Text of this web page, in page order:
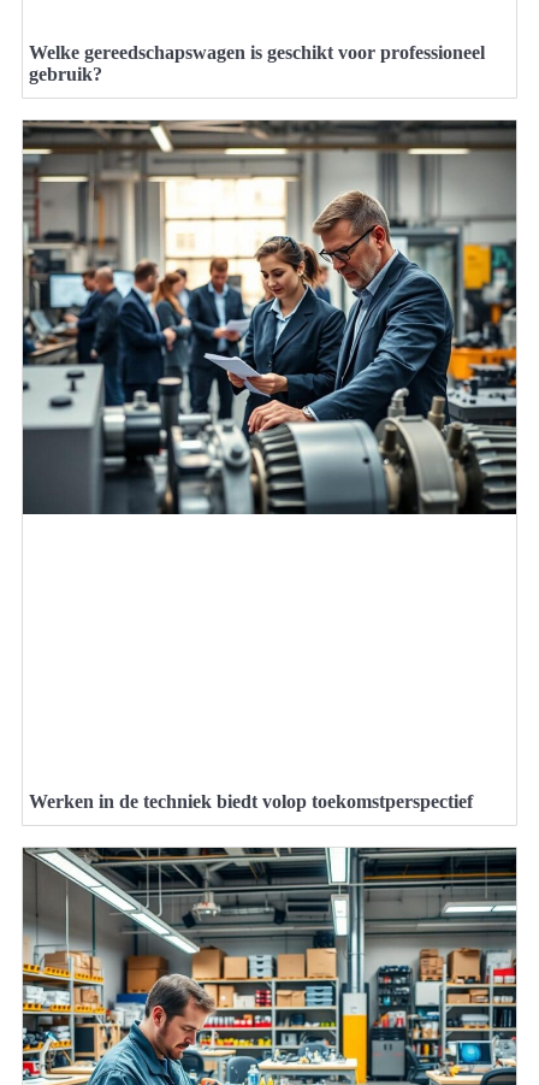
Welke gereedschapswagen is geschikt voor professioneel
gebruik?
Werken in de techniek biedt volop toekomstperspectief